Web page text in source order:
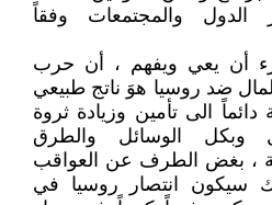
الدول والمجتمعات وفقاً
أن يعي ويفهم ، أن حرب
ضد روسيا هوَ ناتج طبيعي
دائماً الى تأمين وزيادة ثروة
وبكل الوسائل والطرق
، بغض الطرف عن العواقب
سيكون انتصار روسيا في